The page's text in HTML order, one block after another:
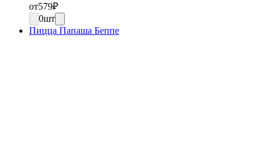
от579₽
0шт
Пицца Папаша Беппе